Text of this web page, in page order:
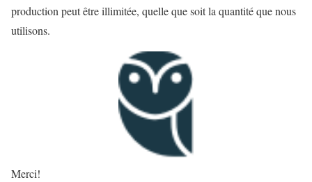
production peut être illimitée, quelle que soit la quantité que nous
utilisons.
Merci!